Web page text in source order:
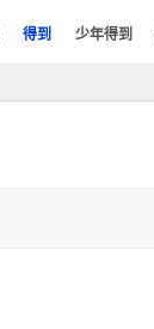
得到 少年得到